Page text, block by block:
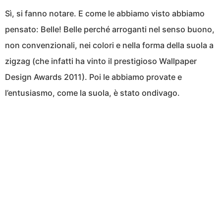
Sì, si fanno notare. E come le abbiamo visto abbiamo
pensato: Belle! Belle perché arroganti nel senso buono,
non convenzionali, nei colori e nella forma della suola a
zigzag (che infatti ha vinto il prestigioso Wallpaper
Design Awards 2011). Poi le abbiamo provate e
l’entusiasmo, come la suola, è stato ondivago.